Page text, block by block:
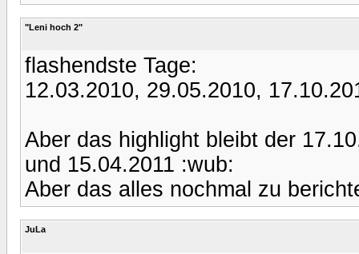
"Leni hoch 2"
flashendste Tage:
12.03.2010, 29.05.2010,
Aber das highlight bleibt der
und 15.04.2011 :wub:
Aber das alles nochmal zu
JuLa